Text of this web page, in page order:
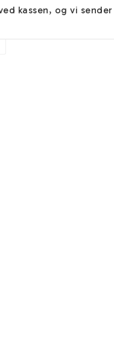
kassen, og vi sender